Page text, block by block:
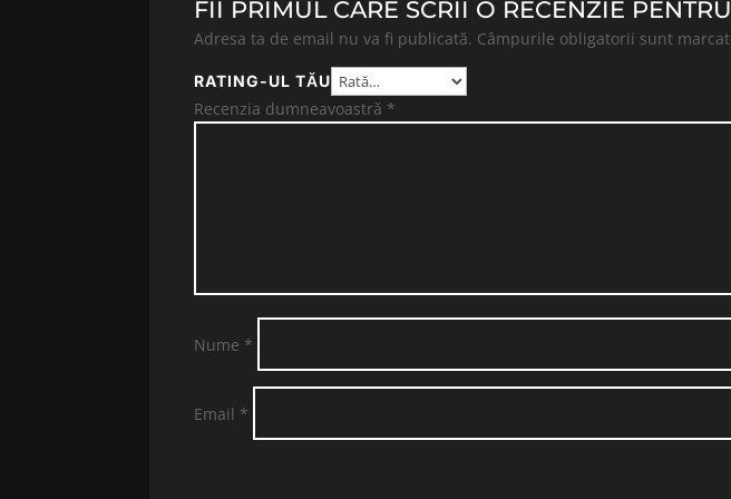
FII PRIMUL CARE SCRII O RECENZIE
Adresa ta de email nu va fi publicată. Câmpurile obligatorii sunt
RATING-UL TĂU
Recenzia dumneavoastră *
Nume *
Email *